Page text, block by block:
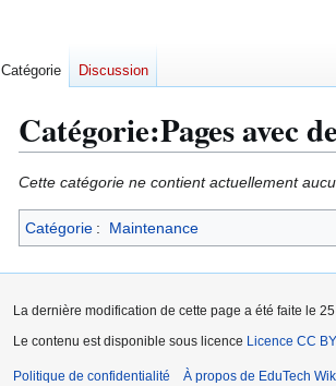
Catégorie:Pages avec
Aller
à
la
Aller
à
la
Cette catégorie ne contient actuellement
Catégorie : Maintenance
Catégorie Discussion
La dernière modification de cette page a été faite le
Le contenu est disponible sous licence Licence CC
Politique de confidentialité À propos de EduTech